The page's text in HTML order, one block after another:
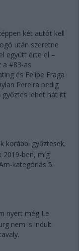
két autót kell
után szeretne
együtt érte el –
a #83-as
és Felipe Fraga
Pereira pedig
győztes lehet hát itt
korábbi győztesek,
2019-ben, míg
kategóriás 5.
nyert még Le
nem is indult